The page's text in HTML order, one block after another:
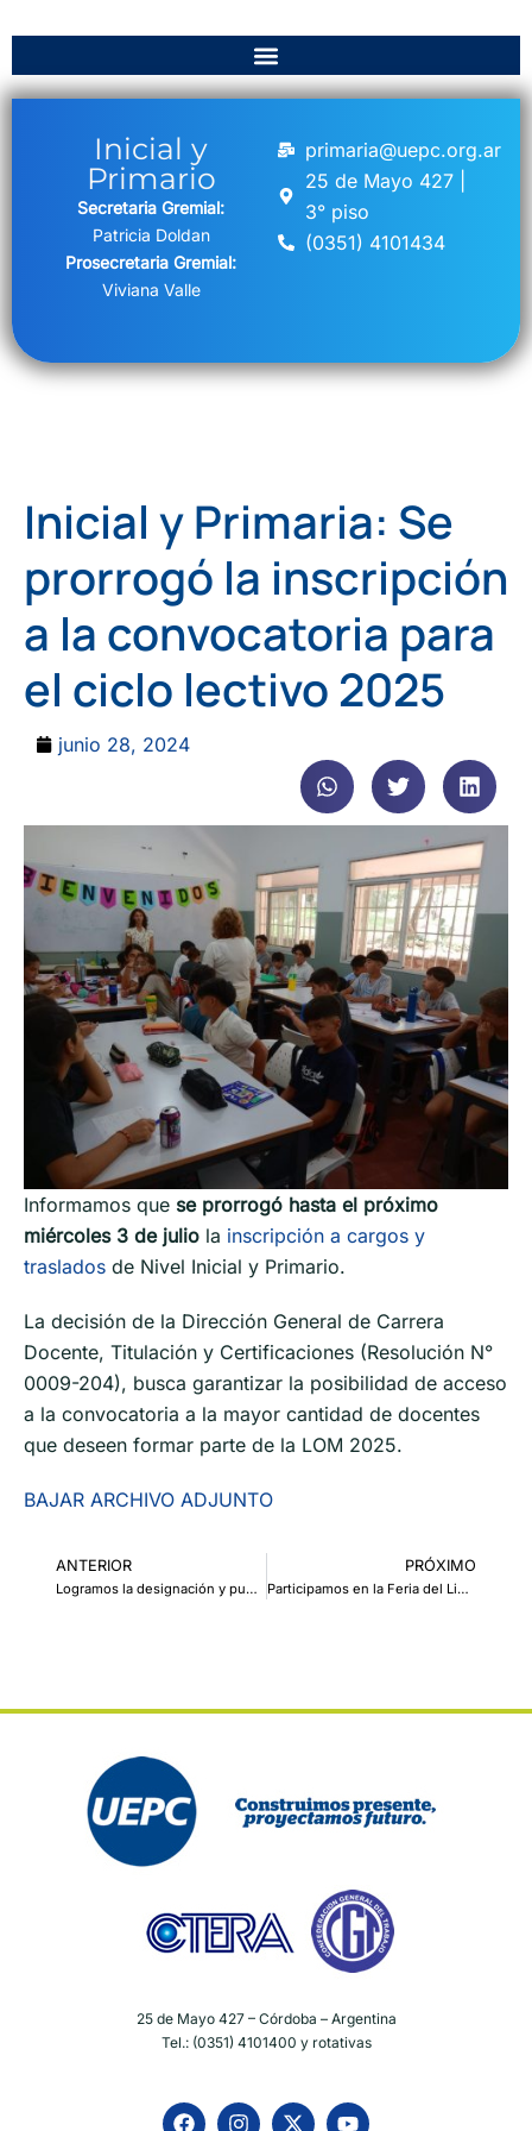
Inicial y
Primario
Secretaria Gremial:
Patricia Doldan
Prosecretaria Gremial:
Viviana Valle
primaria@uepc.org.ar
25 de Mayo 427 |
3° piso
(0351) 4101434
Inicial y Primaria: Se
prorrogó la inscripción
a la convocatoria para
el ciclo lectivo 2025
junio 28, 2024
Informamos que se prorrogó hasta el próximo
miércoles 3 de julio la inscripción a cargos y
traslados de Nivel Inicial y Primario.
La decisión de la Dirección General de Carrera
Docente, Titulación y Certificaciones (Resolución N°
0009-204), busca garantizar la posibilidad de acceso
a la convocatoria a la mayor cantidad de docentes
que deseen formar parte de la LOM 2025.
BAJAR ARCHIVO ADJUNTO
ANTERIOR
Logramos la designación y puesta en posesión de cargos directivos y de supervisión concursados
PRÓXIMO
Participamos en la Feria del Libro del Instituto Superior Leguizamón
25 de Mayo 427 – Córdoba – Argentina
Tel.: (0351) 4101400 y rotativas